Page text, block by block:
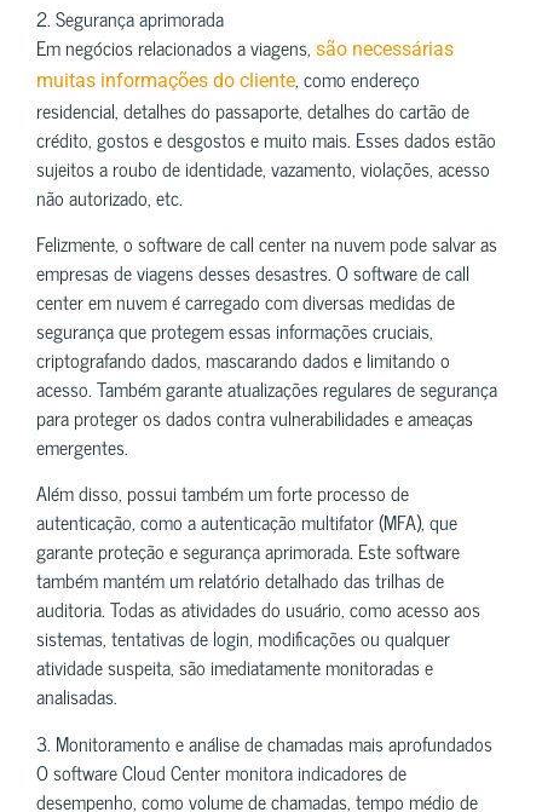
2. Segurança aprimorada
Em negócios relacionados a viagens, são necessárias
muitas informações do cliente, como endereço
residencial, detalhes do passaporte, detalhes do cartão de
crédito, gostos e desgostos e muito mais. Esses dados estão
sujeitos a roubo de identidade, vazamento, violações, acesso
não autorizado, etc.
Felizmente, o software de call center na nuvem pode salvar as
empresas de viagens desses desastres. O software de call
center em nuvem é carregado com diversas medidas de
segurança que protegem essas informações cruciais,
criptografando dados, mascarando dados e limitando o
acesso. Também garante atualizações regulares de segurança
para proteger os dados contra vulnerabilidades e ameaças
emergentes.
Além disso, possui também um forte processo de
autenticação, como a autenticação multifator (MFA), que
garante proteção e segurança aprimorada. Este software
também mantém um relatório detalhado das trilhas de
auditoria. Todas as atividades do usuário, como acesso aos
sistemas, tentativas de login, modificações ou qualquer
atividade suspeita, são imediatamente monitoradas e
analisadas.
3. Monitoramento e análise de chamadas mais aprofundados
O software Cloud Center monitora indicadores de
desempenho, como volume de chamadas, tempo médio de